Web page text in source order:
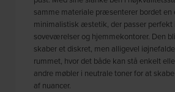
samme materiale præsenterer bordet en
minimalistisk æstetik, der passer perfekt
soveværelser og hjemmekontorer. Den
skaber et diskret, men alligevel
rummet, hvor det både kan stå enkelt
andre møbler i neutrale toner for at
af nuancer.